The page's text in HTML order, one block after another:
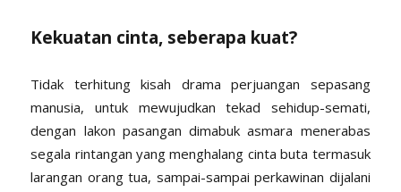
Kekuatan cinta, seberapa kuat?
Tidak terhitung kisah drama perjuangan sepasang
manusia, untuk mewujudkan tekad sehidup-semati,
dengan lakon pasangan dimabuk asmara menerabas
segala rintangan yang menghalang cinta buta termasuk
larangan orang tua, sampai-sampai perkawinan dijalani